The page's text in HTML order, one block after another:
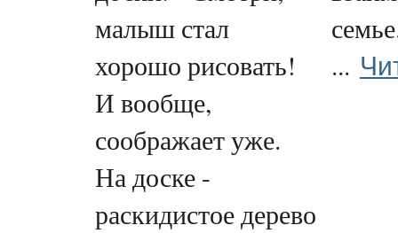
малыш стал
хорошо рисовать!
И вообще,
соображает уже.
На доске -
раскидистое дерево
...